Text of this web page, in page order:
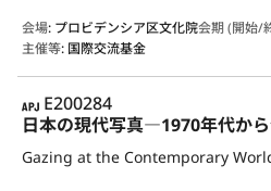
会場: プロビデンシア区文化院会期 (開始/
主催等: 国際交流基金
APJ
E200284
日本の現代写真―1970年代か